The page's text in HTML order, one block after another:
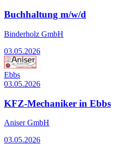
Buchhaltung m/w/d
Binderholz GmbH
03.05.2026
Ebbs
03.05.2026
KFZ-Mechaniker in Ebbs
Aniser GmbH
03.05.2026